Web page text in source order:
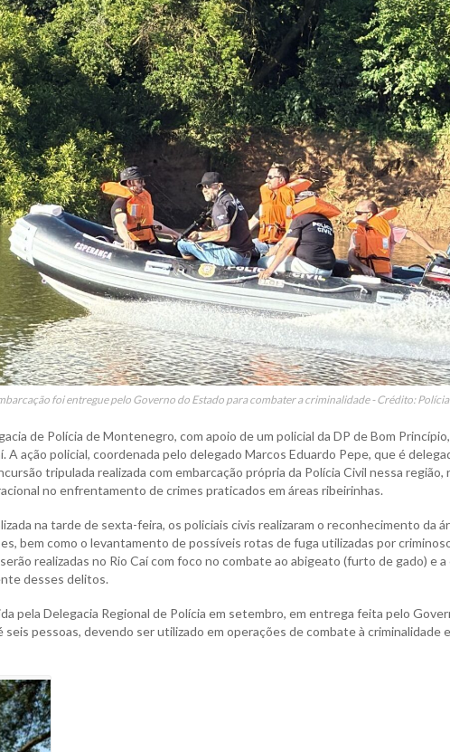
foi entregue pelo Governo do Estado para combater a criminalidade - Crédito:
de Polícia de Montenegro, com apoio de um policial da DP de Bom
A ação policial, coordenada pelo delegado Marcos Eduardo Pepe, que é
tripulada realizada com embarcação própria da Polícia Civil nessa
no enfrentamento de crimes praticados em áreas ribeirinhas.
na tarde de sexta-feira, os policiais civis realizaram o reconhecimento da
bem como o levantamento de possíveis rotas de fuga utilizadas por
realizadas no Rio Caí com foco no combate ao abigeato (furto de gado) e
desses delitos.
pela Delegacia Regional de Polícia em setembro, em entrega feita pelo
seis pessoas, devendo ser utilizado em operações de combate à criminalidade